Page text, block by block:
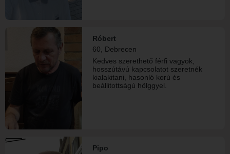
Róbert
60, Debrecen
Kedves szerethető férfi vagyok,
hosszútávú kapcsolatot szeretnék
kialakitani, hasonló korú és
beállitottságú hölggyel.
Pipo